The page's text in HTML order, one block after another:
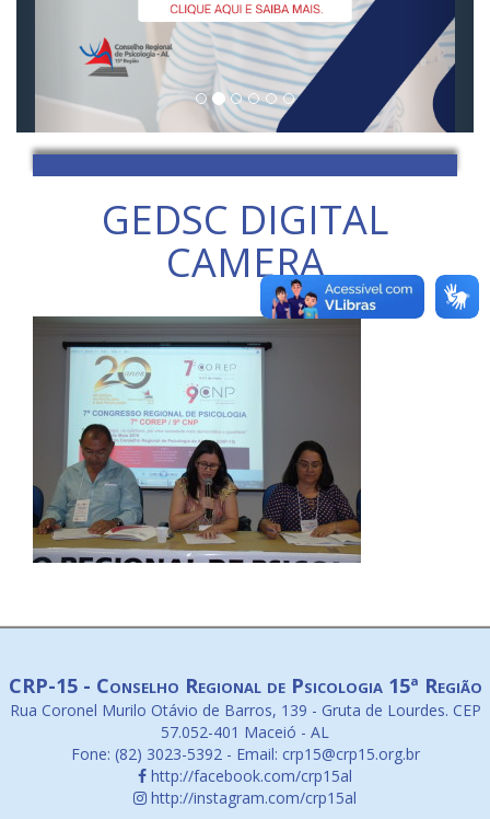
GEDSC DIGITAL
CAMERA
CRP-15 - Conselho Regional de Psicologia 15ª Região
Rua Coronel Murilo Otávio de Barros, 139 - Gruta de Lourdes. CEP
57.052-401 Maceió - AL
Fone: (82) 3023-5392 - Email: crp15@crp15.org.br
http://facebook.com/crp15al
http://instagram.com/crp15al